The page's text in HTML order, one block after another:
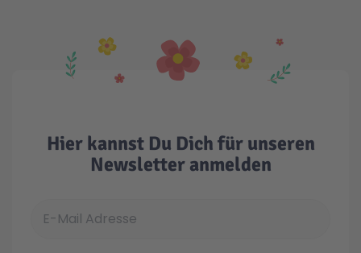
Hier kannst Du Dich für unseren
Newsletter anmelden